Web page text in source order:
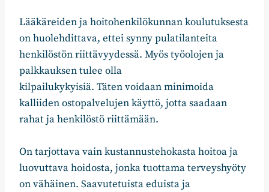
Lääkäreiden ja hoitohenkilökunnan koulutuksesta
on huolehdittava, ettei synny pulatilanteita
henkilöstön riittävyydessä. Myös työolojen ja
palkkauksen tulee olla
kilpailukykyisiä. Täten voidaan minimoida
kalliiden ostopalvelujen käyttö, jotta saadaan
rahat ja henkilöstö riittämään.
On tarjottava vain kustannustehokasta hoitoa ja
luovuttava hoidosta, jonka tuottama terveyshyöty
on vähäinen. Saavutetuista eduista ja